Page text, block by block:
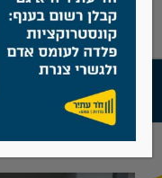
שער הולכי רגל/